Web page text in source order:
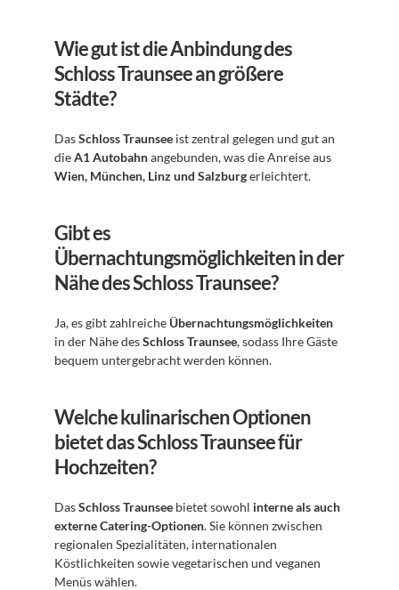
Wie gut ist die Anbindung des
Schloss Traunsee an größere
Städte?
Das Schloss Traunsee ist zentral gelegen und gut an
die A1 Autobahn
Wien, München, Linz und Salzburg erleichtert.
Gibt es
Übernachtungsmöglichkeiten in der
Nähe des Schloss Traunsee?
Ja, es gibt zahlreiche Übernachtungsmöglichkeiten
in der Nähe des Schloss Traunsee, sodass Ihre Gäste
bequem untergebracht werden können.
Welche kulinarischen Optionen
bietet das Schloss Traunsee für
Hochzeiten?
Das Schloss Traunsee bietet sowohl interne als auch
externe Catering-Optionen. Sie können zwischen
regionalen Spezialitäten, internationalen
Köstlichkeiten sowie vegetarischen und veganen
Menüs wählen.